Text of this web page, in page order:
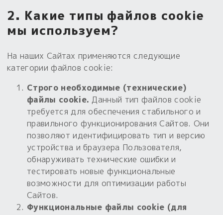
Пыльный сундучок
большое обновление
Товары со скидкой
Новинки
Безоплатная доставка
на заказ от 4 тыс. руб. со скидкой
Оберег в подарок
к заказу от 3 тыс. руб.
2. Какие типы файлов cookie
мы используем?
На наших Сайтах применяются следующие
категории файлов cookie:
Строго необходимые (технические)
файлы cookie. Данный тип файлов cookie
требуется для обеспечения стабильного и
правильного функционирования Сайтов. Они
позволяют идентифицировать тип и версию
устройства и браузера Пользователя,
обнаруживать технические ошибки и
тестировать новые функциональные
возможности для оптимизации работы
Сайтов.
Функциональные файлы cookie (для